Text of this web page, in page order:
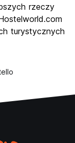
rzeczy
turystycznych